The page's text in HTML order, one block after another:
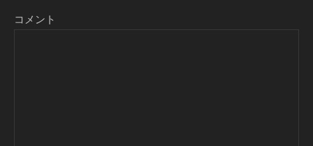
コメント